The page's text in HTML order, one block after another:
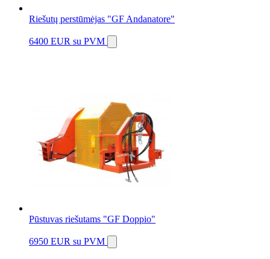
Riešutų perstūmėjas "GF Andanatore"
6400 EUR su PVM
Pūstuvas riešutams "GF Doppio"
6950 EUR su PVM